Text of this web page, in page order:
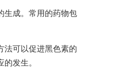
成。常用的药物包
可以促进黑色素的
发生。